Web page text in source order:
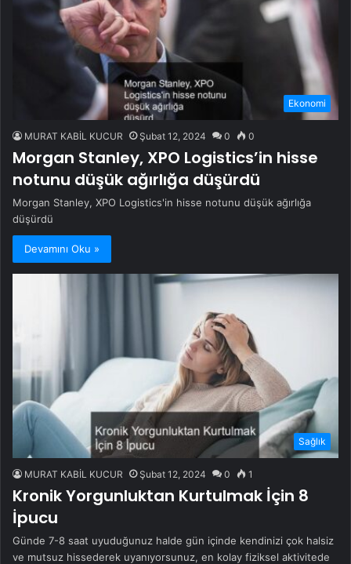
Ekonomi
MURAT KABİL KUCUR Şubat 12, 2024 0 0
Morgan Stanley, XPO Logistics’in hisse
notunu düşük ağırlığa düşürdü
Morgan Stanley, XPO Logistics'in hisse notunu düşük ağırlığa
düşürdü
Devamını Oku »
Sağlık
MURAT KABİL KUCUR Şubat 12, 2024 0 1
Kronik Yorgunluktan Kurtulmak İçin 8
İpucu
Günde 7-8 saat uyuduğunuz halde gün içinde kendinizi çok halsiz
ve mutsuz hissederek uyanıyorsunuz, en kolay fiziksel aktivitede